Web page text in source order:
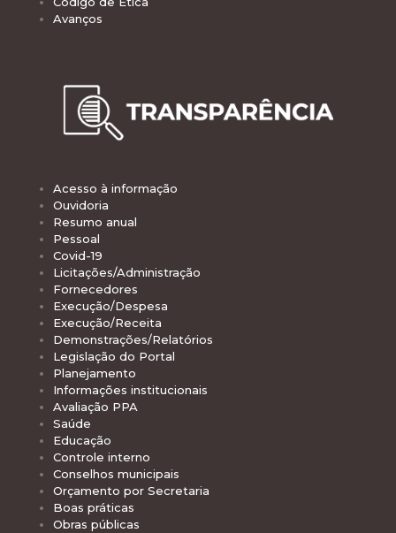
Avanços
Acesso à informação
Ouvidoria
Resumo anual
Pessoal
Covid-19
Licitações/Administração
Fornecedores
Execução/Despesa
Execução/Receita
Demonstrações/Relatórios
Legislação do Portal
Planejamento
Informações institucionais
Avaliação PPA
Saúde
Educação
Controle interno
Conselhos municipais
Orçamento por Secretaria
Boas práticas
Obras públicas